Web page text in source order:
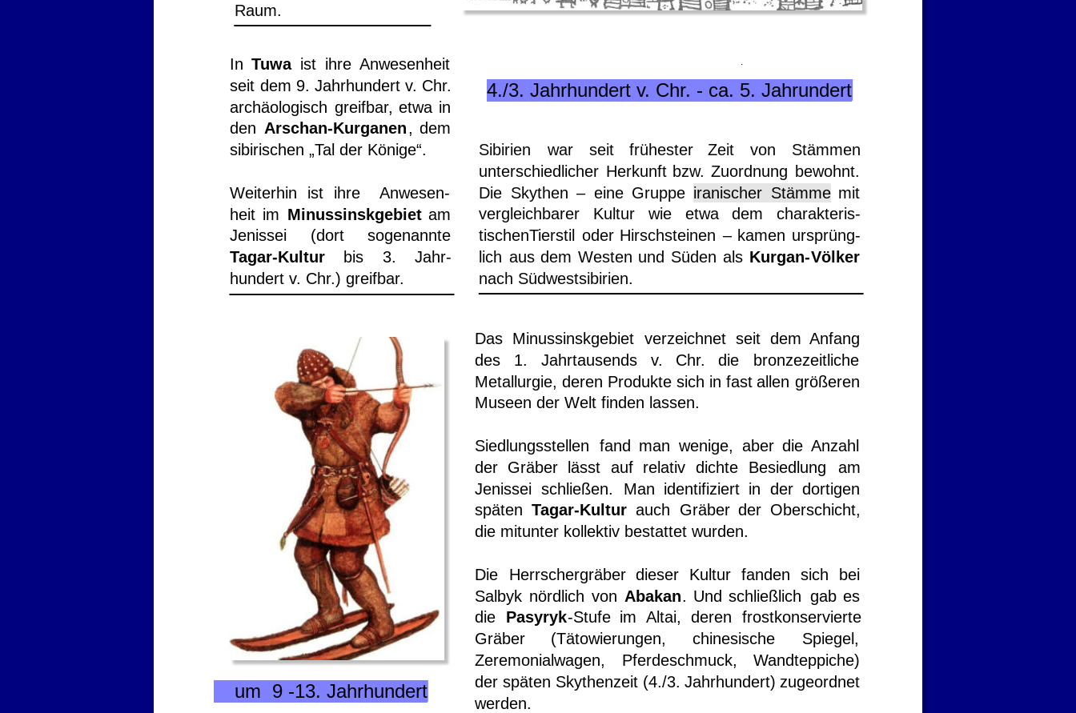
.
Raum.
Sibirien war seit frühester Zeit von
Stämmen
unterschiedlicher Herkunft bzw. Zuordnung bewohnt.
Die Skythen – eine Gruppe iranischer Stämme mit
vergleichbarer
Kultur wie etwa dem
charakteris-
tischenTierstil oder Hirschsteinen – kamen ursprüng-
lich aus dem Westen und Süden als Kurgan-Völker
nach Südwestsibirien.
In Tuwa ist ihre Anwesenheit
seit dem 9. Jahrhundert v. Chr.
archäologisch greifbar, etwa in
den Arschan-Kurganen, dem
sibirischen „Tal der Könige“.
Weiterhin ist ihre
Anwesen-
heit im Minussinskgebiet am
Jenissei
(dort
sogenannte
Tagar-Kultur
bis 3.
Jahr-
hundert v. Chr.) greifbar.
Das Minussinskgebiet verzeichnet seit dem Anfang
des
1. Jahrtausends v. Chr. die
bronzezeitliche
Metallurgie, deren Produkte sich in fast allen größeren
Museen der Welt finden lassen.
Siedlungsstellen fand man wenige, aber die Anzahl
der Gräber lässt auf relativ dichte Besiedlung
am
Jenissei schließen. Man identifiziert in der dortigen
späten Tagar-Kultur auch Gräber der Oberschicht,
die mitunter kollektiv bestattet wurden.
Die Herrschergräber dieser Kultur fanden sich
bei
Salbyk nördlich von Abakan. Und schließlich gab es
die
Pasyryk-Stufe im Altai, deren
frostkonservierte
Gräber
(Tätowierungen, chinesische
Spiegel,
Zeremonialwagen,
Pferdeschmuck,
Wandteppiche)
der späten Skythenzeit (4./3. Jahrhundert) zugeordnet
werden.
4./3. Jahrhundert v. Chr. - ca. 5. Jahrundert
um  9 -13. Jahrhundert